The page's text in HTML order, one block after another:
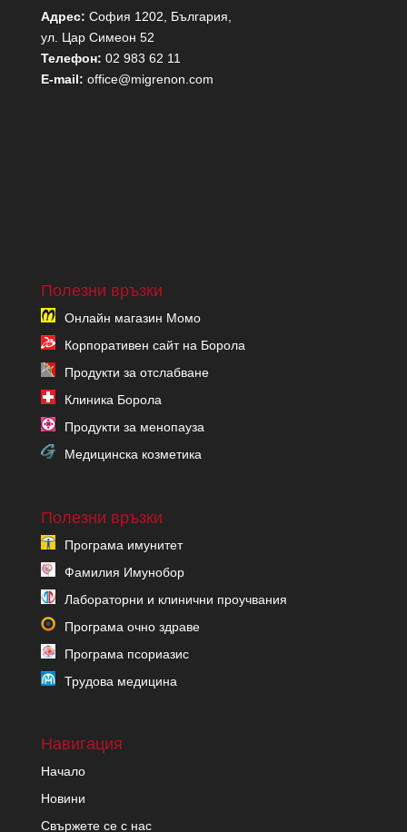
Адрес: София 1202, България,
ул. Цар Симеон 52
Телефон: 02 983 62 11
E-mail: office@migrenon.com
Полезни връзки
Онлайн магазин Момо
Корпоративен сайт на Борола
Продукти за отслабване
Клиника Борола
Продукти за менопауза
Медицинска козметика
Полезни връзки
Програма имунитет
Фамилия Имунобор
Лабораторни и клинични проучвания
Програма очно здраве
Програма псориазис
Трудова медицина
Навигация
Начало
Новини
Свържете се с нас